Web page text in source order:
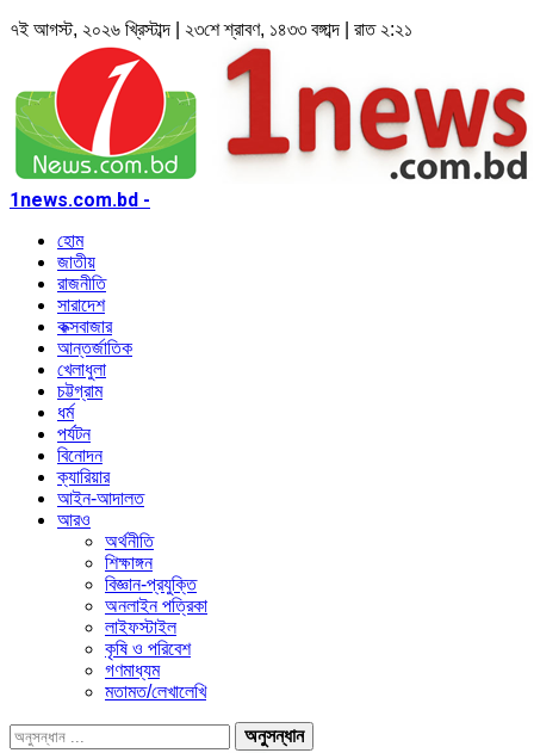
৭ই আগস্ট, ২০২৬ খ্রিস্টাব্দ | ২৩শে শ্রাবণ, ১৪৩৩ বঙ্গাব্দ | রাত ২:২১
1news.com.bd -
হোম
জাতীয়
রাজনীতি
সারাদেশ
কক্সবাজার
আন্তর্জাতিক
খেলাধুলা
চট্টগ্রাম
ধর্ম
পর্যটন
বিনোদন
ক্যারিয়ার
আইন-আদালত
আরও
অর্থনীতি
শিক্ষাঙ্গন
বিজ্ঞান-প্রযুক্তি
অনলাইন পত্রিকা
লাইফস্টাইল
কৃষি ও পরিবেশ
গণমাধ্যম
মতামত/লেখালেখি